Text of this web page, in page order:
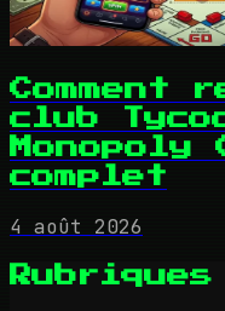
Comment
club
Monopoly
complet
4 août 2026
Rubriques